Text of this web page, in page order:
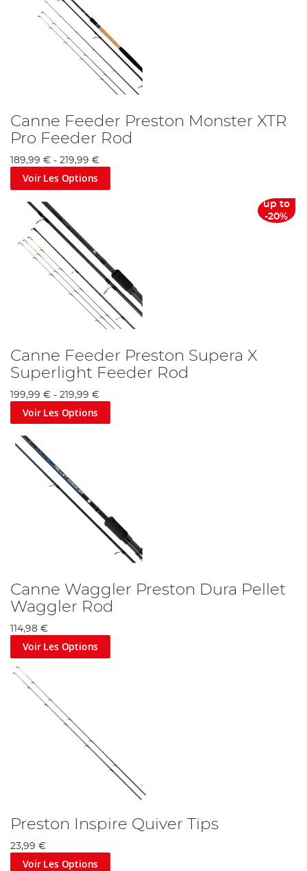
Canne Feeder Preston Monster XTR
Pro Feeder Rod
189,99 € - 219,99 €
Voir Les Options
up to
-20%
Canne Feeder Preston Supera X
Superlight Feeder Rod
199,99 € - 219,99 €
Voir Les Options
Canne Waggler Preston Dura Pellet
Waggler Rod
114,98 €
Voir Les Options
Preston Inspire Quiver Tips
23,99 €
Voir Les Options